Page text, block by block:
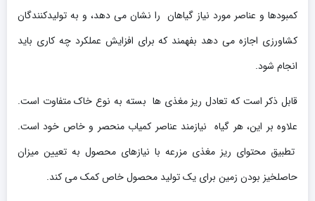
کمبودها و عناصر مورد نیاز گیاهان را نشان می دهد، و به تولیدکنندگان
کشاورزی اجازه می دهد بفهمند که برای افزایش عملکرد چه کاری باید
انجام شود.
قابل ذکر است که تعادل ریز مغذی ها بسته به نوع خاک متفاوت است.
علاوه بر این، هر گیاه نیازمند عناصر کمیاب منحصر و خاص خود است.
تطبیق محتوای ریز مغذی مزرعه با نیازهای محصول به تعیین میزان
حاصلخیز بودن زمین برای یک تولید محصول خاص کمک می کند.